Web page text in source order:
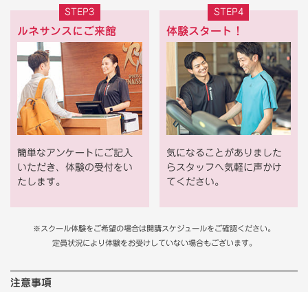
STEP3
ルネサンスにご来館
簡単なアンケートにご記入
いただき、体験の受付をい
たします。
STEP4
体験スタート！
気になることがありました
らスタッフへ気軽に声かけ
てください。
※スクール体験をご希望の場合は開講スケジュールをご確認ください。
定員状況により体験をお受けしていない場合もございます。
注意事項